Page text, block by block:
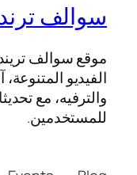
سوالف
موقع سوالف
الفيديو المتنوعة،
والترفيه، مع
للمستخدمين.